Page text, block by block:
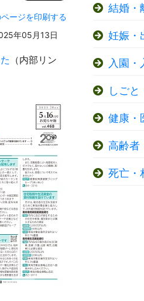
ページを印刷する
年05月13日
（内部リン
結婚・
妊娠・
入園・
しごと
健康・
高齢者
死亡・